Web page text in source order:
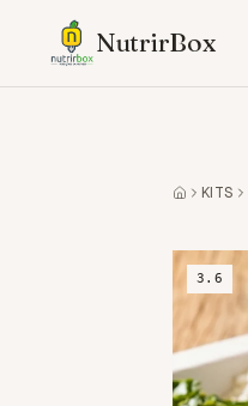
NutrirBox
KITS
3.6